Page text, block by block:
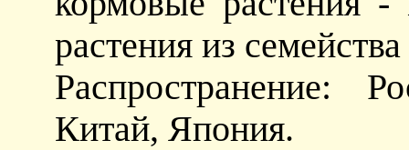
растения из
Распространение:
Китай, Япония.